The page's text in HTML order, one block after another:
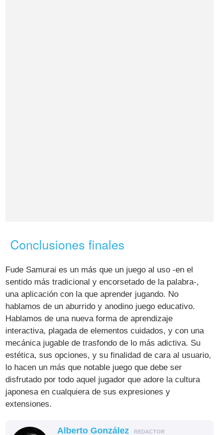
Conclusiones finales
Fude Samurai es un más que un juego al uso -en el
sentido más tradicional y encorsetado de la palabra-,
una aplicación con la que aprender jugando. No
hablamos de un aburrido y anodino juego educativo.
Hablamos de una nueva forma de aprendizaje
interactiva, plagada de elementos cuidados, y con una
mecánica jugable de trasfondo de lo más adictiva. Su
estética, sus opciones, y su finalidad de cara al usuario,
lo hacen un más que notable juego que debe ser
disfrutado por todo aquel jugador que adore la cultura
japonesa en cualquiera de sus expresiones y
extensiones.
Alberto González REDACTOR